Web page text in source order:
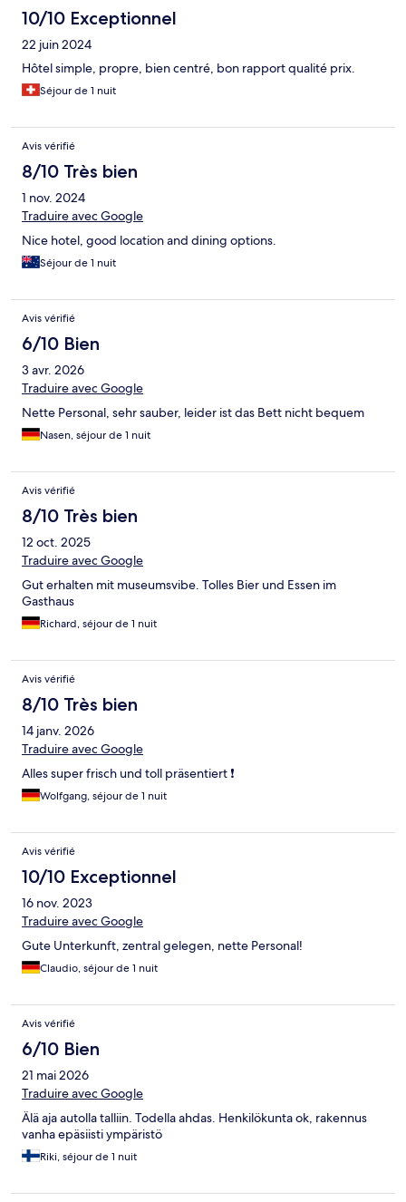
10/10 Exceptionnel
22 juin 2024
Hôtel simple, propre, bien centré, bon rapport qualité prix.
Séjour de 1 nuit
Avis vérifié
8/10 Très bien
1 nov. 2024
Traduire avec Google
Nice hotel, good location and dining options.
Séjour de 1 nuit
Avis vérifié
6/10 Bien
3 avr. 2026
Traduire avec Google
Nette Personal, sehr sauber, leider ist das Bett nicht bequem
Nasen, séjour de 1 nuit
Avis vérifié
8/10 Très bien
12 oct. 2025
Traduire avec Google
Gut erhalten mit museumsvibe. Tolles Bier und Essen im
Gasthaus
Richard, séjour de 1 nuit
Avis vérifié
8/10 Très bien
14 janv. 2026
Traduire avec Google
Alles super frisch und toll präsentiert ❗️
Wolfgang, séjour de 1 nuit
Avis vérifié
10/10 Exceptionnel
16 nov. 2023
Traduire avec Google
Gute Unterkunft, zentral gelegen, nette Personal!
Claudio, séjour de 1 nuit
Avis vérifié
6/10 Bien
21 mai 2026
Traduire avec Google
Älä aja autolla talliin. Todella ahdas. Henkilökunta ok, rakennus
vanha epäsiisti ympäristö
Riki, séjour de 1 nuit